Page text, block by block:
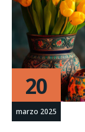
20
marzo 2025